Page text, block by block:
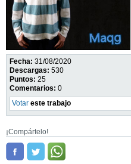
Fecha: 31/08/2020
Descargas: 530
Puntos: 25
Comentarios: 0
Votar este trabajo
¡Compártelo!